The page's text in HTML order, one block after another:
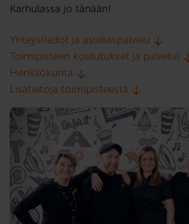
Karhulassa jo tänään!
Yhteystiedot ja asiakaspalvelu
Toimipisteen koulutukset ja palvelut
Henkilökunta
Lisätietoja toimipisteestä